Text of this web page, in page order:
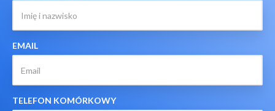
EMAIL
TELEFON KOMÓRKOWY